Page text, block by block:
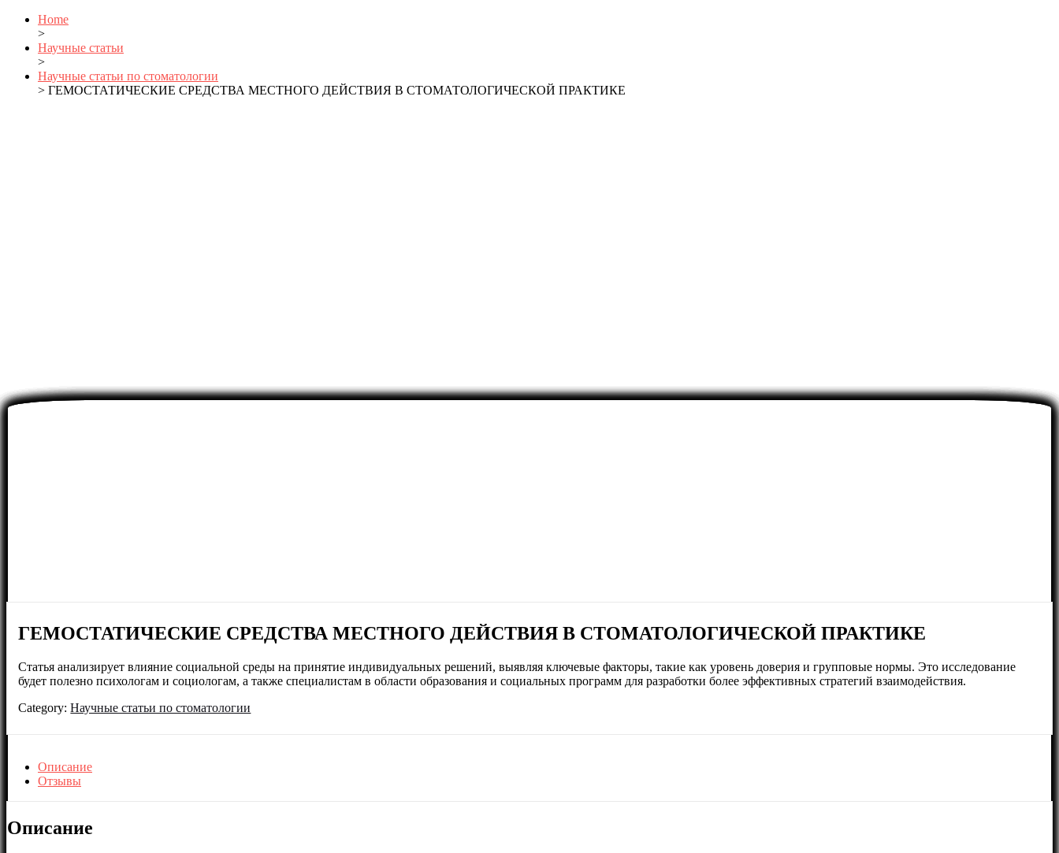
Home
>
Научные статьи
>
Научные статьи по стоматологии
> ГЕМОСТАТИЧЕСКИЕ СРЕДСТВА МЕСТНОГО ДЕЙСТВИЯ В СТОМАТОЛОГИЧЕСКОЙ ПРАКТИКЕ
ГЕМОСТАТИЧЕСКИЕ СРЕДСТВА МЕСТНОГО ДЕЙСТВИЯ В СТОМАТОЛОГИЧЕСКОЙ ПРАКТИКЕ
Статья анализирует влияние социальной среды на принятие индивидуальных решений, выявляя ключевые факторы, такие как уровень доверия и групповые нормы. Это исследование
будет полезно психологам и социологам, а также специалистам в области образования и социальных программ для разработки более эффективных стратегий взаимодействия.
Category:Научные статьи по стоматологии
Описание
Отзывы
Описание